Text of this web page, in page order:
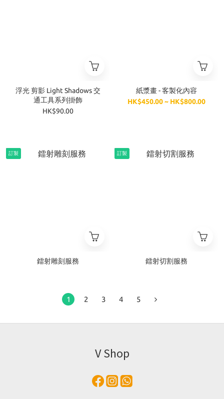
浮光 剪影 Light Shadows 交
通工具系列掛飾
HK$90.00
紙漿畫 - 客製化內容
HK$450.00 ~ HK$800.00
訂製
鐳射雕刻服務
訂製
鐳射切割服務
1 2 3 4 5
V Shop